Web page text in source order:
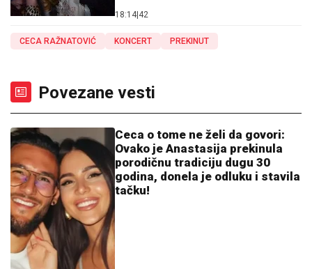
18:14|42
CECA RAŽNATOVIĆ KONCERT PREKINUT
Povezane vesti
Ceca o tome ne želi da govori:
Ovako je Anastasija prekinula
porodičnu tradiciju dugu 30
godina, donela je odluku i stavila
tačku!